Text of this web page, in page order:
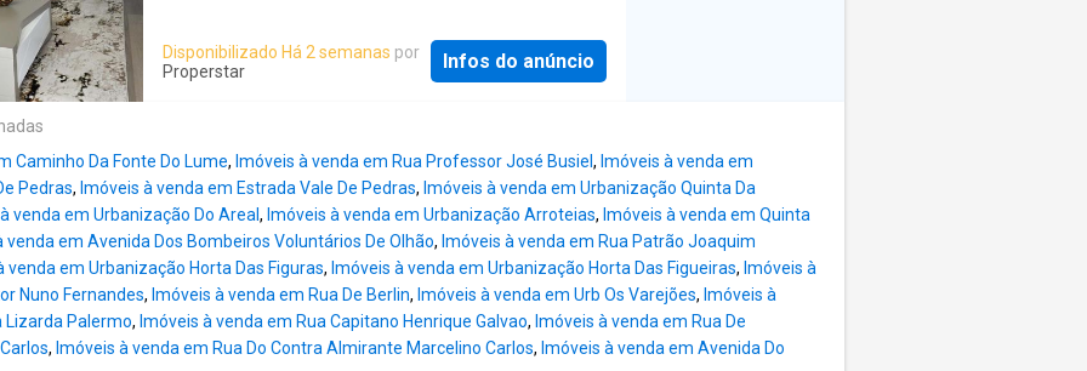
oferece um cenário absolutamente incomparável,
com vistas abertas sobre o oceano, o rio Arade e a
de alta qualidade e um ambiente pensado para
máximo conforto. Cada divisão conta com ar-
condicionado, roupeiros embutidos e acesso
facilitado por elevador. A penthouse inclui ainda
estacionamento privativo e usufruto de uma piscina
comum. Localizada a apenas 100 metros da praia, e
a poucos passos da marina, do casino e de uma
vasta oferta de restaurantes e bares, esta é a
Disponibilizado Há 2 semanas por
Properstar
Infos do anúncio
Caminho Da Fonte Do Lume, Imóveis à venda em Rua Professor José Busiel , Imóveis à venda em
Pedras, Imóveis à venda em Estrada Vale De Pedras, Imóveis à venda em Urbanização Quinta Da
venda em Urbanização Do Areal , Imóveis à venda em Urbanização Arroteias, Imóveis à venda em Quinta
venda em Avenida Dos Bombeiros Voluntários De Olhão, Imóveis à venda em Rua Patrão Joaquim
venda em Urbanização Horta Das Figuras, Imóveis à venda em Urbanização Horta Das Figueiras, Imóveis à
Nuno Fernandes, Imóveis à venda em Rua De Berlin, Imóveis à venda em Urb Os Varejões, Imóveis à
Lizarda Palermo, Imóveis à venda em Rua Capitano Henrique Galvao, Imóveis à venda em Rua De
, Imóveis à venda em Rua Do Contra Almirante Marcelino Carlos, Imóveis à venda em Avenida Do